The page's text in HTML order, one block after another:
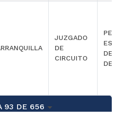
JUZGADO
DE
CIRCUITO
DE
DE
93 DE 656